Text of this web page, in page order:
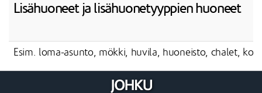
Lisähuoneet ja lisähuonetyyppien huoneet
Esim. loma-asunto, mökki, huvila, huoneisto, chalet,
Huonetyyppi vastaa Johkun tuotetta. Kun Johkun tuote